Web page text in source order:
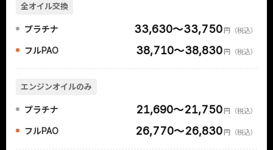
全オイル交換
プラチナ 33,630～33,750円（税込）
フルPAO 38,710～38,830円（税込）
エンジンオイルのみ
プラチナ 21,690～21,750円（税込）
フルPAO 26,770～26,830円（税込）